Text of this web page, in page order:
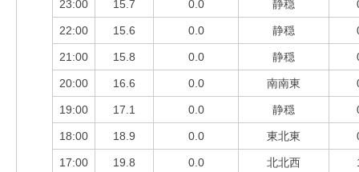
23:00 15.7 0.0 静穏
22:00 15.6 0.0 静穏
21:00 15.8 0.0 静穏
20:00 16.6 0.0 南南東
19:00 17.1 0.0 静穏
18:00 18.9 0.0 東北東
17:00 19.8 0.0 北北西